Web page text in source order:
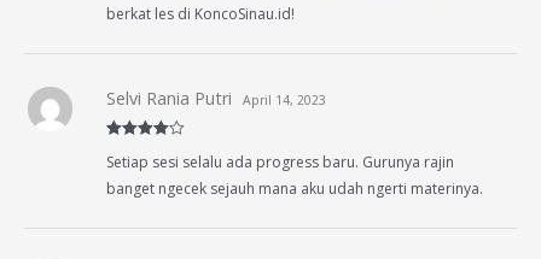
berkat les di KoncoSinau.id!
out of 5
Selvi Rania Putri April 14, 2023
Setiap sesi selalu ada progress baru. Gurunya rajin
banget ngecek sejauh mana aku udah ngerti materinya.